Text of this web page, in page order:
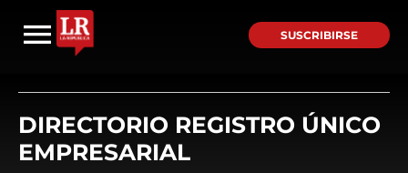
SUSCRIBIRSE
DIRECTORIO REGISTRO ÚNICO
EMPRESARIAL